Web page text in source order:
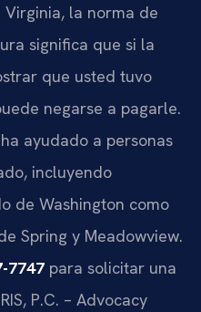
Virginia, la norma de
significa que si la
que usted tuvo
negarse a pagarle.
ha ayudado a personas
incluyendo
de Washington como
Spring y Meadowview.
7747 para solicitar una
P.C. – Advocacy